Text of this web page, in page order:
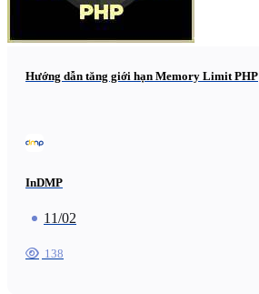
Hướng dẫn tăng giới hạn Memory Limit PHP
InDMP
11/02
138